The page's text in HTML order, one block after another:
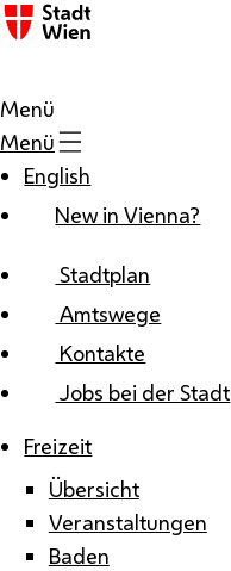
Zum Inhalt
Menü
Menü
English
New in Vienna?
Stadtplan
Amtswege
Kontakte
Jobs bei der Stadt
Freizeit
Übersicht
Veranstaltungen
Baden